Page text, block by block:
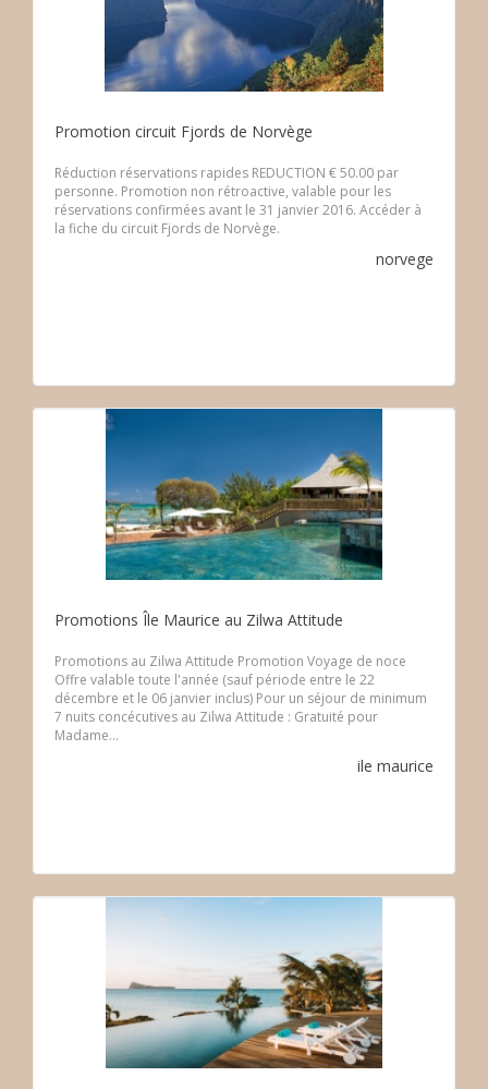
Promotion circuit Fjords de Norvège
Réduction réservations rapides REDUCTION € 50.00 par
personne. Promotion non rétroactive, valable pour les
réservations confirmées avant le 31 janvier 2016. Accéder à
la fiche du circuit Fjords de Norvège.
norvege
Promotions Île Maurice au Zilwa Attitude
Promotions au Zilwa Attitude Promotion Voyage de noce
Offre valable toute l'année (sauf période entre le 22
décembre et le 06 janvier inclus) Pour un séjour de minimum
7 nuits concécutives au Zilwa Attitude : Gratuité pour
Madame...
ile maurice